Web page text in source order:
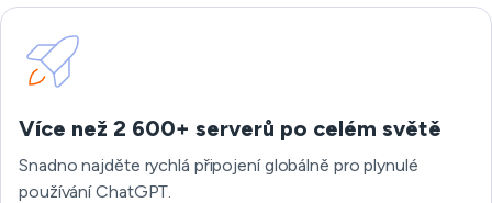
Více než 2 600+ serverů po celém světě
Snadno najděte rychlá připojení globálně pro plynulé
používání ChatGPT.